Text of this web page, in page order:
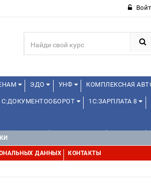
ЭДО УНФ КОМПЛЕКСНАЯ
1С:ЗАРПЛАТА 8
ПРОЕКТАМИ
ДАННЫХ КОНТАКТЫ